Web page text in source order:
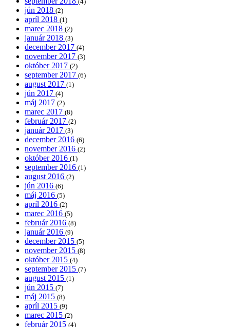
jún 2018 (2)
apríl 2018 (1)
marec 2018 (2)
január 2018 (3)
december 2017 (4)
november 2017 (3)
október 2017 (2)
september 2017 (6)
august 2017 (1)
jún 2017 (4)
máj 2017 (2)
marec 2017 (8)
február 2017 (2)
január 2017 (3)
december 2016 (6)
november 2016 (2)
október 2016 (1)
september 2016 (1)
august 2016 (2)
jún 2016 (6)
máj 2016 (5)
apríl 2016 (2)
marec 2016 (5)
február 2016 (8)
január 2016 (9)
december 2015 (5)
november 2015 (8)
október 2015 (4)
september 2015 (7)
august 2015 (1)
jún 2015 (7)
máj 2015 (8)
apríl 2015 (9)
marec 2015 (2)
február 2015 (4)